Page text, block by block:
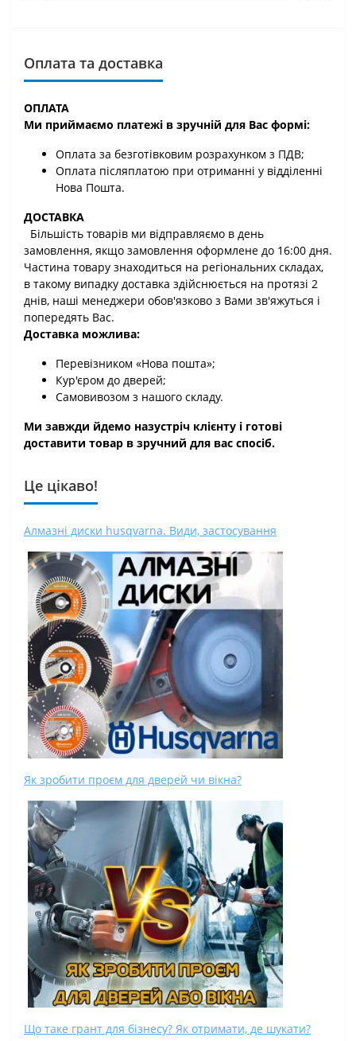
Оплата та доставка
ОПЛАТА
Ми приймаємо платежі в зручній для Вас формі:
Оплата за безготівковим розрахунком з ПДВ;
Оплата післяплатою при отриманні у відділенні
Нова Пошта.
ДОСТАВКА
Більшість товарів ми відправляємо в день
замовлення, якщо замовлення оформлене до 16:00 дня.
Частина товару знаходиться на регіональних складах,
в такому випадку доставка здійснюється на протязі 2
днів, наші менеджери обов'язково з Вами зв'яжуться і
попередять Вас.
Доставка можлива:
Перевізником «Нова пошта»;
Кур'єром до дверей;
Самовивозом з нашого складу.
Ми завжди йдемо назустріч клієнту і готові
доставити товар в зручний для вас спосіб.
Це цікаво!
Алмазні диски husqvarna. Види, застосування
Як зробити проєм для дверей чи вікна?
Що таке грант для бізнесу? Як отримати, де шукати?